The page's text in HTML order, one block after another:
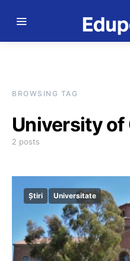
BROWSING TAG
University of
2 posts
Știri Universitate